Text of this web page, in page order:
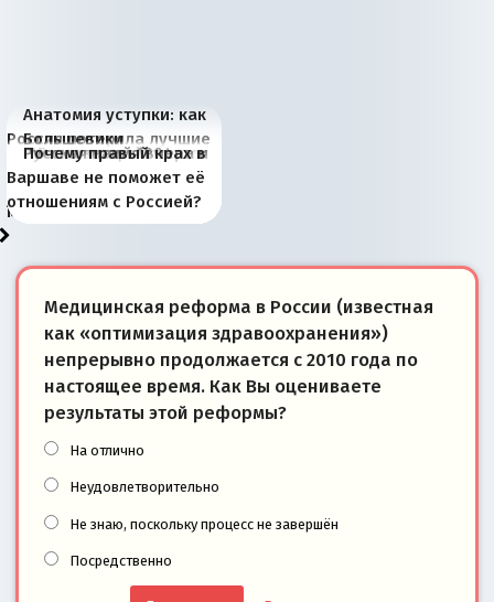
Анатомия уступки: как
Россия потеряла лучшие
рыбопромысловые
районы Баренцева
моря
Большевики
отличаются от «Яблока»
тем, что они -
победители
Киевская марионетка
Запада рассказала о
«переобувании» хозяев
В России назрели
перемены: 15 шагов к
суверенной экономике
Миграционный пожар
Европы
Россия начинает
сбрасывать балласт
Анкориджа
Россия зимой 1904
года: первые уступки во
внутренней политике
Русская нация вчера и
сегодня
Почему правый крах в
Варшаве не поможет её
отношениям с Россией?
Медицинская реформа в России (известная
как «оптимизация здравоохранения»)
непрерывно продолжается с 2010 года по
настоящее время. Как Вы оцениваете
результаты этой реформы?
На отлично
Неудовлетворительно
Не знаю, поскольку процесс не завершён
Посредственно